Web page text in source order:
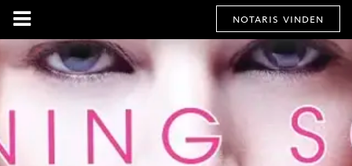
notaris vinden